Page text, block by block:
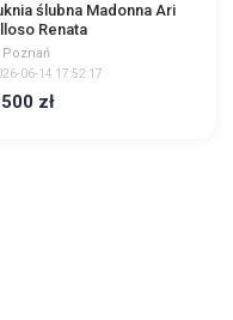
ślubna Madonna Ari
Renata
Poznań
06-14 17:52:17
zł